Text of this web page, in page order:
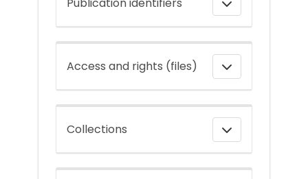
Access and rights (files)
Collections